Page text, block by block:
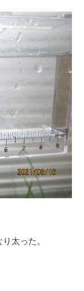
太った。